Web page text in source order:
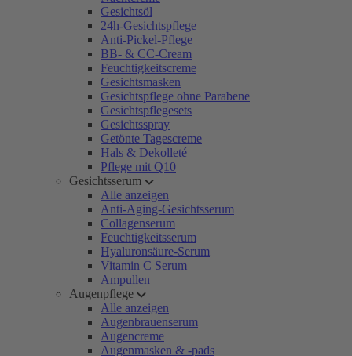
Gesichtsöl
24h-Gesichtspflege
Anti-Pickel-Pflege
BB- & CC-Cream
Feuchtigkeitscreme
Gesichtsmasken
Gesichtspflege ohne Parabene
Gesichtspflegesets
Gesichtsspray
Getönte Tagescreme
Hals & Dekolleté
Pflege mit Q10
Gesichtsserum
Alle anzeigen
Anti-Aging-Gesichtsserum
Collagenserum
Feuchtigkeitsserum
Hyaluronsäure-Serum
Vitamin C Serum
Ampullen
Augenpflege
Alle anzeigen
Augenbrauenserum
Augencreme
Augenmasken & -pads